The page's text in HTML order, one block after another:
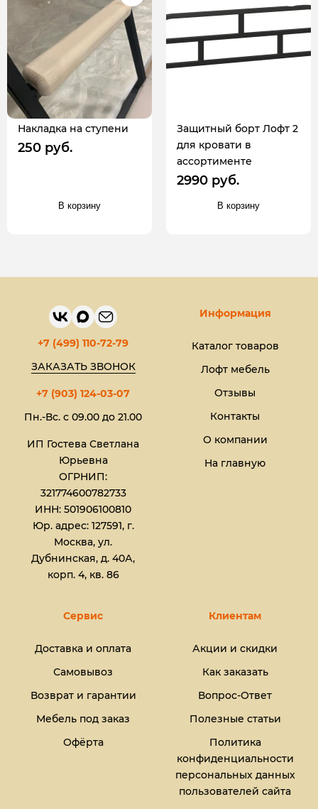
Накладка на ступени
250 руб.
В корзину
Защитный борт Лофт 2
для кровати в
ассортименте
2990 руб.
В корзину
+7 (499) 110-72-79
ЗАКАЗАТЬ ЗВОНОК
+7 (903) 124-03-07
Пн.-Вс. с 09.00 до 21.00
ИП Гостева Светлана
Юрьевна​
ОГРНИП:
321774600782733
ИНН: 501906100810
Юр. адрес: 127591, г.
Москва, ул.
Дубнинская, д. 40А,
корп. 4, кв. 86
Информация
Каталог товаров
Лофт мебель
Отзывы
Контакты
О компании
На главную
Сервис
Доставка и оплата
Самовывоз
Возврат и гарантии
Мебель под заказ
Офёрта
Клиентам
Акции и скидки
Как заказать
Вопрос-Ответ
Полезные статьи
Политика
конфиденциальности
персональных данных
пользователей сайта